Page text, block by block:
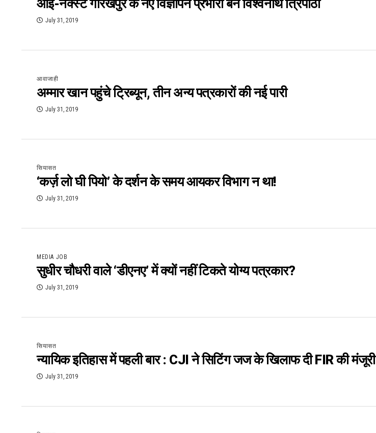
आई-नेक्स्ट गोरखपुर के नए विज्ञापन प्रभारी बने विश्वनाथ त्रिपाठी
July 31, 2019
आवाजाही
अम्मार खान पहुंचे ट्रिब्यून, तीन अन्य पत्रकारों की नई पारी
July 31, 2019
सियासत
‘कर्ज़ लो घी पियो’ के दर्शन के समय आयकर विभाग न था!
July 31, 2019
MEDIA JOB
सुधीर चौधरी वाले ‘डीएनए’ में क्यों नहीं टिकते योग्य पत्रकार?
July 31, 2019
सियासत
न्यायिक इतिहास में पहली बार : CJI ने सिटिंग जज के खिलाफ दी FIR की मंजूरी
July 31, 2019